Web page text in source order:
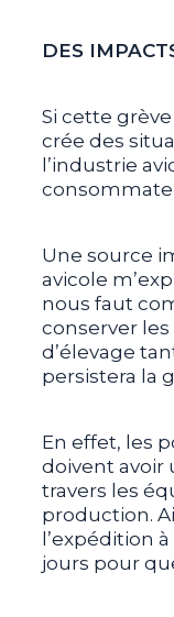
DES
Si cette
crée des
l’industrie
Une source
avicole
nous faut
conserver
d’élevage
persistera la
En effet, les
doivent avoir
travers les
production.
l’expédition
jours pour